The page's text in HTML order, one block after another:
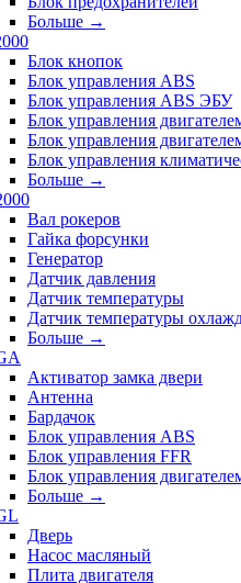
Больше →
Блок кнопок
Блок управления ABS
Блок управления ABS ЭБУ
Блок управления
Блок управления
Блок управления
Больше →
Вал рокеров
Гайка форсунки
Генератор
Датчик давления
Датчик температуры
Датчик температуры
Больше →
Активатор замка двери
Антенна
Бардачок
Блок управления ABS
Блок управления FFR
Блок управления
Больше →
Дверь
Насос масляный
Плита двигателя